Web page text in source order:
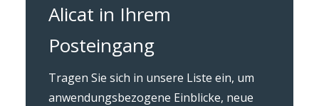
Alicat in Ihrem
Posteingang
Tragen Sie sich in unsere Liste ein, um
anwendungsbezogene Einblicke, neue